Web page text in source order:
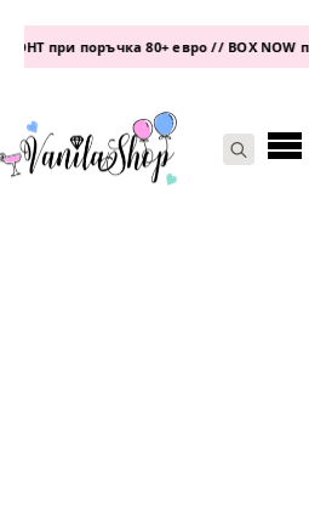
поръчка 80+ евро // BOX NOW